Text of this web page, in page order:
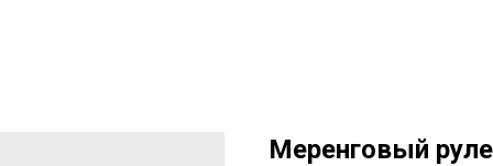
Меренговый